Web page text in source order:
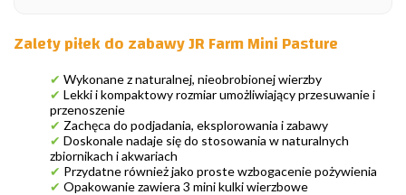
Zalety piłek do zabawy JR Farm Mini Pasture
✔ Wykonane z naturalnej, nieobrobionej wierzby
✔ Lekki i kompaktowy rozmiar umożliwiający przesuwanie i
przenoszenie
✔ Zachęca do podjadania, eksplorowania i zabawy
✔ Doskonale nadaje się do stosowania w naturalnych
zbiornikach i akwariach
✔ Przydatne również jako proste wzbogacenie pożywienia
✔ Opakowanie zawiera 3 mini kulki wierzbowe